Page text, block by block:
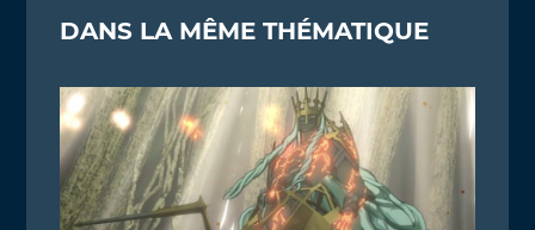
DANS LA MÊME THÉMATIQUE